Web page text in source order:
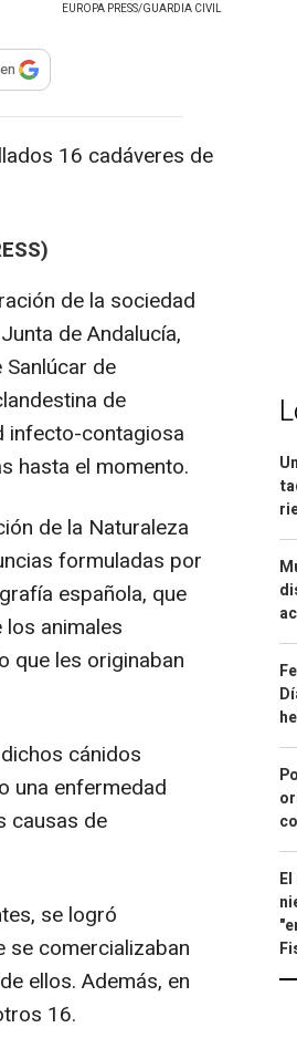
EUROPA PRESS/GUARDIA CIVIL
compartir
16 cadáveres de
de la sociedad
de Andalucía,
de
de
infecto-contagiosa
hasta el momento.
de la Naturaleza
formuladas por
española, que
animales
que les originaban
cánidos
una enfermedad
causas de
se logró
se comercializaban
ellos. Además, en
16.